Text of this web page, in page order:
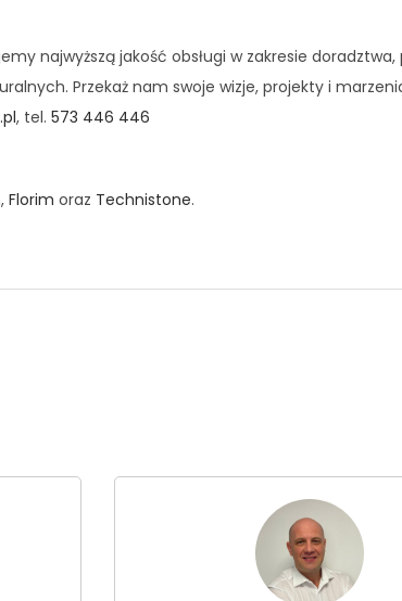
najwyższą jakość obsługi w zakresie doradztwa,
Przekaż nam swoje wizje, projekty i
, tel. 573 446 446
, Florim oraz Technistone.